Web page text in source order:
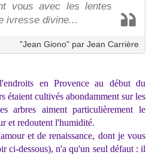
vous avec les lentes
ivresse divine...
"Jean Giono" par Jean Carrière
en Provence au début du
étaient cultivés abondamment sur les
arbres aiment particulièrement le
et redoutent l'humidité.
et de renaissance, dont je vous
ci-dessous), n'a qu'un seul défaut : il